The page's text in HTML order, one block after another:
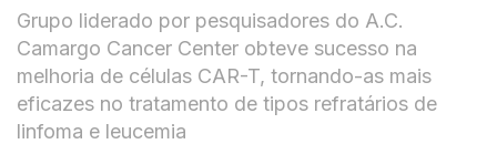
Grupo liderado por pesquisadores do A.C.
Camargo Cancer Center obteve sucesso na
melhoria de células CAR-T, tornando-as mais
eficazes no tratamento de tipos refratários de
linfoma e leucemia